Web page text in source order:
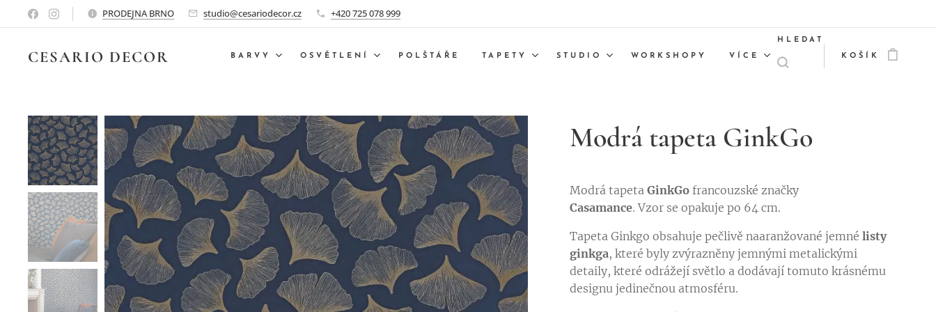
PRODEJNA BRNO studio@cesariodecor.cz +420 725 078 999
CESARIO DECOR BARVY OSVĚTLENÍ POLŠTÁŘE TAPETY STUDIO WORKSHOPY VÍCE
HLEDAT
KOŠÍK
Modrá tapeta GinkGo
Modrá tapetaGinkGo francouzské značky
Casamance. Vzor se opakuje po 64 cm.
Tapeta Ginkgo obsahuje pečlivě naaranžované jemnélisty
ginkga, které byly zvýrazněny jemnými metalickými
detaily, které odrážejí světlo a dodávají tomuto krásnému
designu jedinečnou atmosféru.